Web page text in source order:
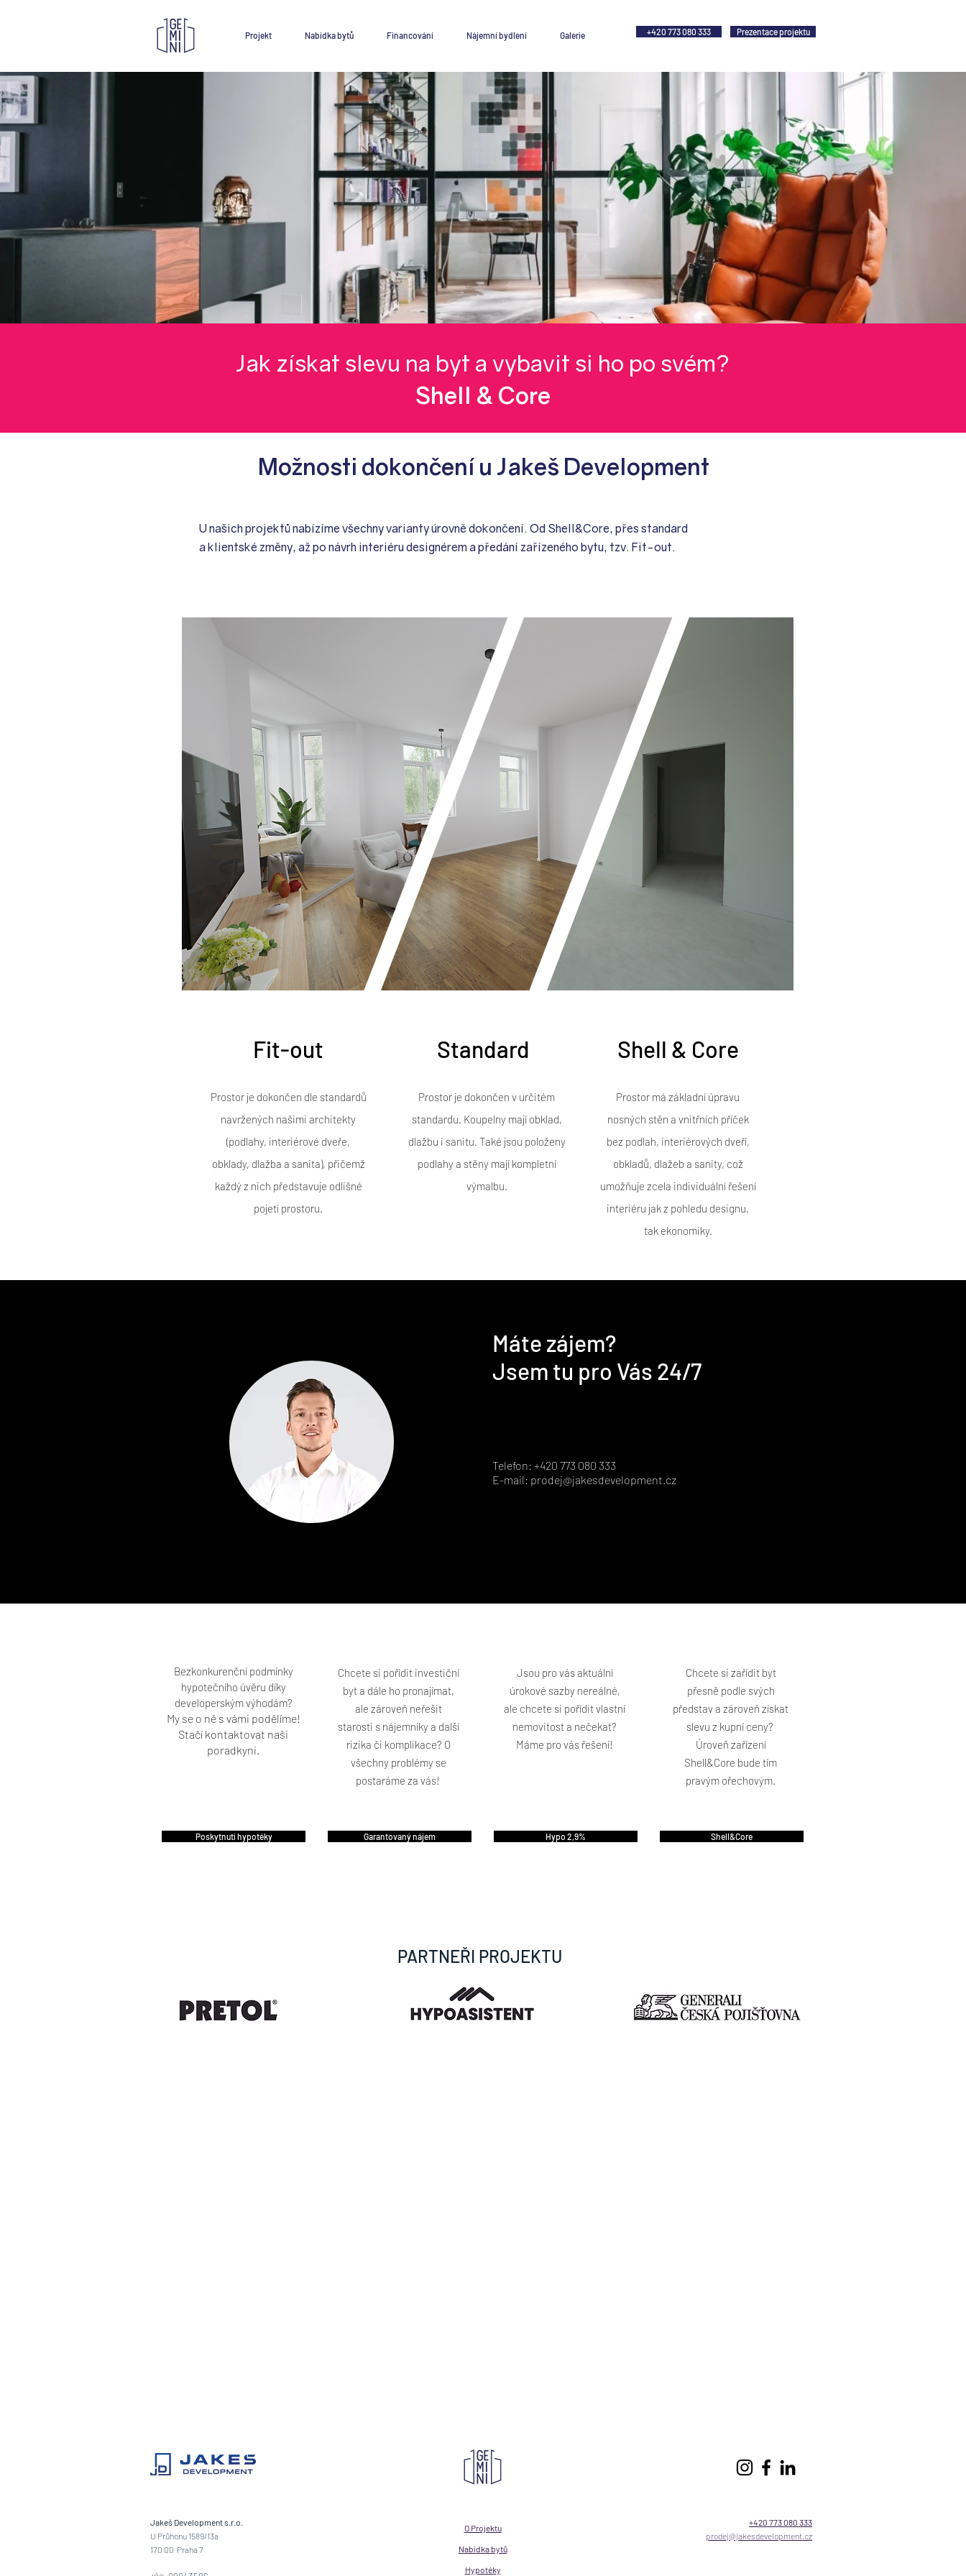
Projekt Nabídka bytů Financování Nájemní bydlení Galerie +420 773 080 333 Prezentace projektu
Jak získat slevu na byt a vybavit si ho po svém?
Shell & Core
Možnosti dokončení u Jakeš Development
U našich projektů nabízíme všechny varianty úrovně dokončení. Od Shell&Core, přes standard
a klientské změny, až po návrh interiéru designérem a předání zařízeného bytu, tzv. Fit-out.
Fit-out
Prostor je dokončen dle standardů
navržených našimi architekty
(podlahy, interiérové dveře,
obklady, dlažba a sanita), přičemž
každý z nich představuje odlišné
pojetí prostoru.
Standard
Prostor je dokončen v určitém
standardu. Koupelny mají obklad,
dlažbu i sanitu. Také jsou položeny
podlahy a stěny mají kompletní
výmalbu.
Shell & Core
Prostor má základní úpravu
nosných stěn a vnitřních příček
bez podlah, interiérových dveří,
obkladů, dlažeb a sanity, což
umožňuje zcela individuální řešení
interiéru jak z pohledu designu,
tak ekonomiky.
Máte zájem?
Jsem tu pro Vás 24/7
Telefon: +420 773 080 333
E-mail: prodej@jakesdevelopment.cz
Bezkonkurenční podmínky
hypotečního úvěru díky
developerským výhodám?
My se o ně s vámi podělíme!
Stačí kontaktovat naši
poradkyni.
Chcete si pořídit investiční
byt a dále ho pronajímat,
ale zároveň neřešit
starosti s nájemníky a další
rizika či komplikace? O
všechny problémy se
postaráme za vás!
Jsou pro vás aktuální
úrokové sazby nereálné,
ale chcete si pořídit vlastní
nemovitost a nečekat?
Máme pro vás řešení!
Chcete si zařídit byt
přesně podle svých
představ a zároveň získat
slevu z kupní ceny?
Úroveň zařízení
Shell&Core bude tím
pravým ořechovým.
Poskytnutí hypotéky Garantovaný nájem Hypo 2,9% Shell&Core
PARTNEŘI PROJEKTU
Jakeš Development s.r.o.
U Průhonu 1589/13a
170 00 Praha 7
O Projektu
Nabídka bytů
Hypotéky
+420 773 080 333
prodej@jakesdevelopment.cz